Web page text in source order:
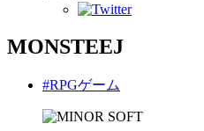
MONSTEEJ
#RPGゲーム